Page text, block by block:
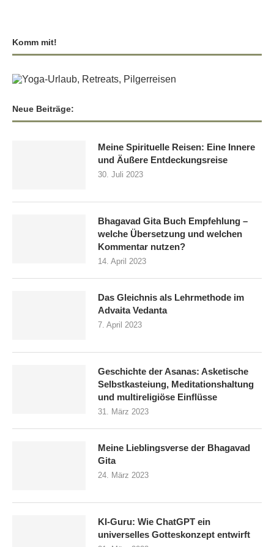
Komm mit!
Neue Beiträge:
Meine Spirituelle Reisen: Eine Innere
und Äußere Entdeckungsreise
30. Juli 2023
Bhagavad Gita Buch Empfehlung –
welche Übersetzung und welchen
Kommentar nutzen?
14. April 2023
Das Gleichnis als Lehrmethode im
Advaita Vedanta
7. April 2023
Geschichte der Asanas: Asketische
Selbstkasteiung, Meditationshaltung
und multireligiöse Einflüsse
31. März 2023
Meine Lieblingsverse der Bhagavad
Gita
24. März 2023
KI-Guru: Wie ChatGPT ein
universelles Gotteskonzept entwirft